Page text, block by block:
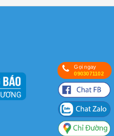
Gọi ngay
0903071102